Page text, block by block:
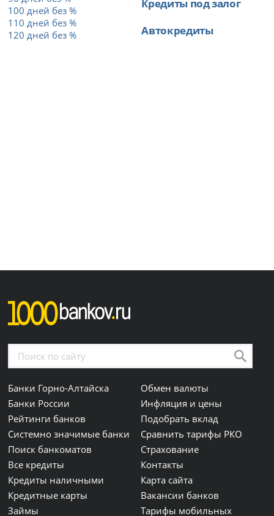
100 дней без %
110 дней без %
120 дней без %
Кредиты под залог
Автокредиты
Банки Горно-Алтайска
Банки России
Рейтинги банков
Системно значимые банки
Поиск банкоматов
Все кредиты
Кредиты наличными
Кредитные карты
Займы
Обмен валюты
Инфляция и цены
Подобрать вклад
Сравнить тарифы РКО
Страхование
Контакты
Карта сайта
Вакансии банков
Тарифы мобильных